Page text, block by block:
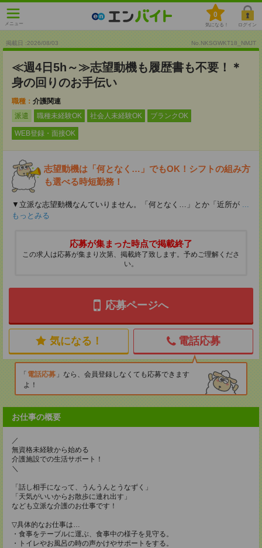
メニュー
0
気になる！ ログイン
掲載日 :2026/08/03 No.NKSGWKT18_NMJT
≪週4日5h～≫志望動機も履歴書も不要！＊
身の回りのお手伝い
職種： 介護関連
派遣
職種未経験OK 社会人未経験OK ブランクOK
WEB登録・面接OK
志望動機は「何となく…」でもOK！シフトの組み方
も選べる時短勤務！
▼立派な志望動機なんていりません。「何となく…」とか「近所が ...
もっとみる
応募が集まった時点で掲載終了
この求人は応募が集まり次第、掲載終了致します。予めご理解くださ
い。
応募ページへ
気になる！ 電話応募
電話応募
なら、会員登録しなくても応募できます
よ！
お仕事の概要
／
無資格未経験から始める
介護施設での生活サポート！
＼
「話し相手になって、うんうんとうなずく」
「天気がいいからお散歩に連れ出す」
なども立派な介護のお仕事です！
▽具体的なお仕事は…
・食事をテーブルに運ぶ、食事中の様子を見守る。
・トイレやお風呂の時の声かけやサポートをする。